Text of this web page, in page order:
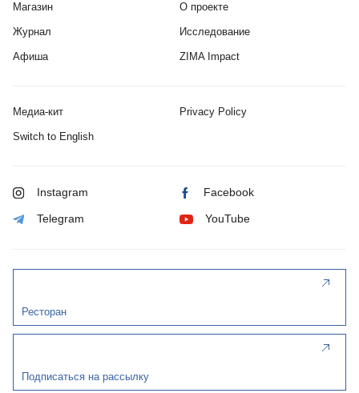
Магазин
Журнал
Афиша
О проекте
Исследование
ZIMA Impact
Медиа-кит Privacy Policy
Switch to English
Instagram Facebook
Telegram YouTube
Ресторан
Подписаться на рассылку